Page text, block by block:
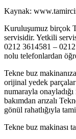
Kaynak:
Kuruluşumuz birçok
servisidir. Yetkili
0212 3614581 –
nolu telefonlardan
Tekne buz
orijinal yedek
numarayla
bakımdan arızalı
gönül rahatlığıyla
Tekne buz makinası